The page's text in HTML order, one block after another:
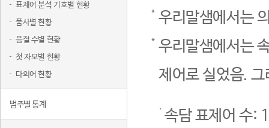
표제어 분석 기호별 현황
품사별 현황
음절 수별 현황
첫 자모별 현황
다의어 현황
범주별 통계
우리말샘에서는
우리말샘에서는
제어로 실었음.
속담 표제어 수: